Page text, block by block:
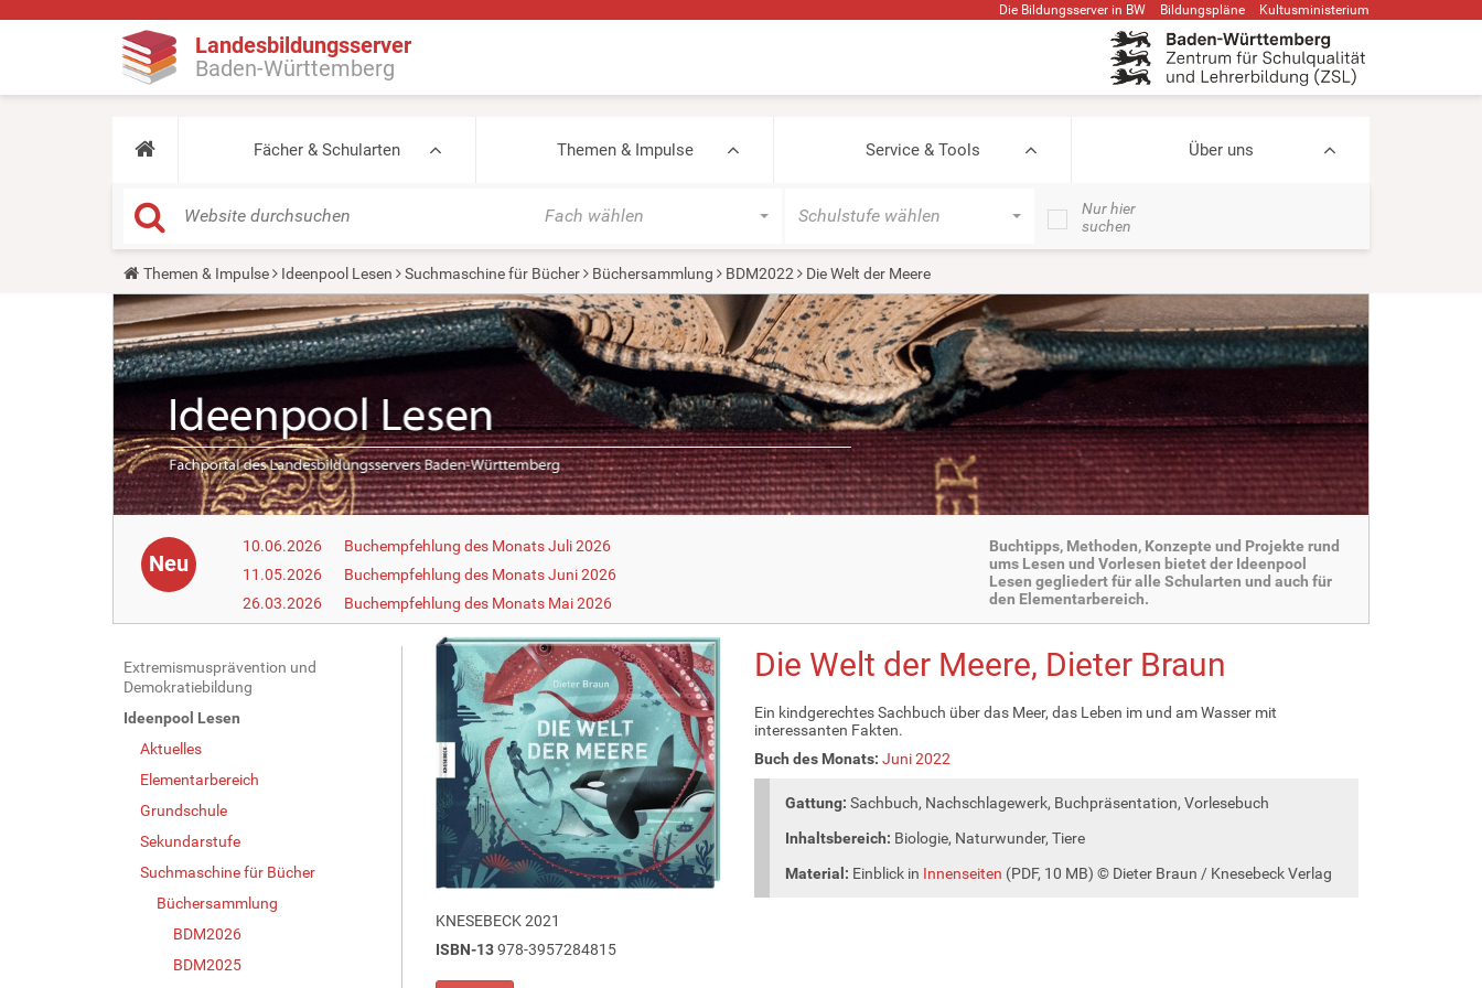
Die Bildungsserver in BW Bildungspläne Kultusministerium
Landesbildungsserver
Baden-Württemberg
Fächer & Schularten Themen & Impulse Service & Tools Über uns
Fach wählen Schulstufe wählen
Nur hier
suchen
Y
o
u
a
r
e
h
e
:
Themen & Impulse Ideenpool Lesen Suchmaschine für Bücher Büchersammlung BDM2022 Die Welt der Meere
Neu
10.06.2026
Buchempfehlung des Monats Juli 2026
11.05.2026
Buchempfehlung des Monats Juni 2026
26.03.2026
Buchempfehlung des Monats Mai 2026
Buchtipps, Methoden, Konzepte und Projekte rund
ums Lesen und Vorlesen bietet der Ideenpool
Lesen gegliedert für alle Schularten und auch für
den Elementarbereich.
N
a
v
Extremismusprävention und
Demokratiebildung
Ideenpool Lesen
Aktuelles
Elementarbereich
Grundschule
Sekundarstufe
Suchmaschine für Bücher
Büchersammlung
BDM2026
BDM2025
KNESEBECK 2021
ISBN-13978-3957284815
Die Welt der Meere, Dieter Braun
Ein kindgerechtes Sachbuch über das Meer, das Leben im und am Wasser mit
interessanten Fakten.
Buch des Monats: Juni 2022
Gattung: Sachbuch, Nachschlagewerk, Buchpräsentation, Vorlesebuch
Inhaltsbereich: Biologie, Naturwunder, Tiere
Material: Einblick in Innenseiten (PDF, 10 MB) © Dieter Braun / Knesebeck Verlag